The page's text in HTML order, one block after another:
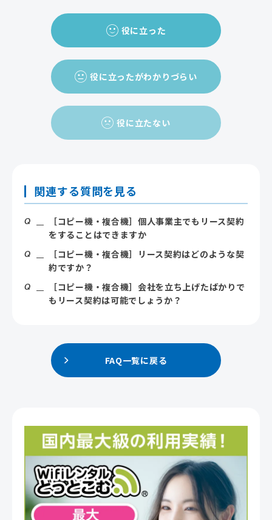
役に立った
役に立ったがわかりづらい
役に立たない
関連する質問を見る
［コピー機・複合機］個人事業主でもリース契約
をすることはできますか
［コピー機・複合機］リース契約はどのような契
約ですか？
［コピー機・複合機］会社を立ち上げたばかりで
もリース契約は可能でしょうか？
FAQ一覧に戻る